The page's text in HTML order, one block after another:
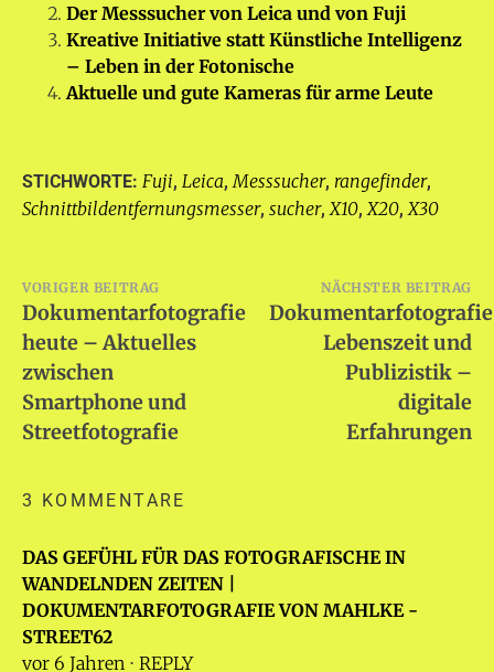
Der Messsucher von Leica und von Fuji
Kreative Initiative statt Künstliche Intelligenz
– Leben in der Fotonische
Aktuelle und gute Kameras für arme Leute
STICHWORTE: Fuji, Leica, Messsucher, rangefinder,
Schnittbildentfernungsmesser, sucher, X10, X20, X30
Beitragsnavigation
VORIGER BEITRAG
Dokumentarfotografie
heute – Aktuelles
zwischen
Smartphone und
Streetfotografie
NÄCHSTER BEITRAG
Lebenszeit und
Publizistik –
digitale
Erfahrungen
3 KOMMENTARE
DAS GEFÜHL FÜR DAS FOTOGRAFISCHE IN
WANDELNDEN ZEITEN |
DOKUMENTARFOTOGRAFIE VON MAHLKE -
STREET62
vor 6 Jahren ⋅ REPLY